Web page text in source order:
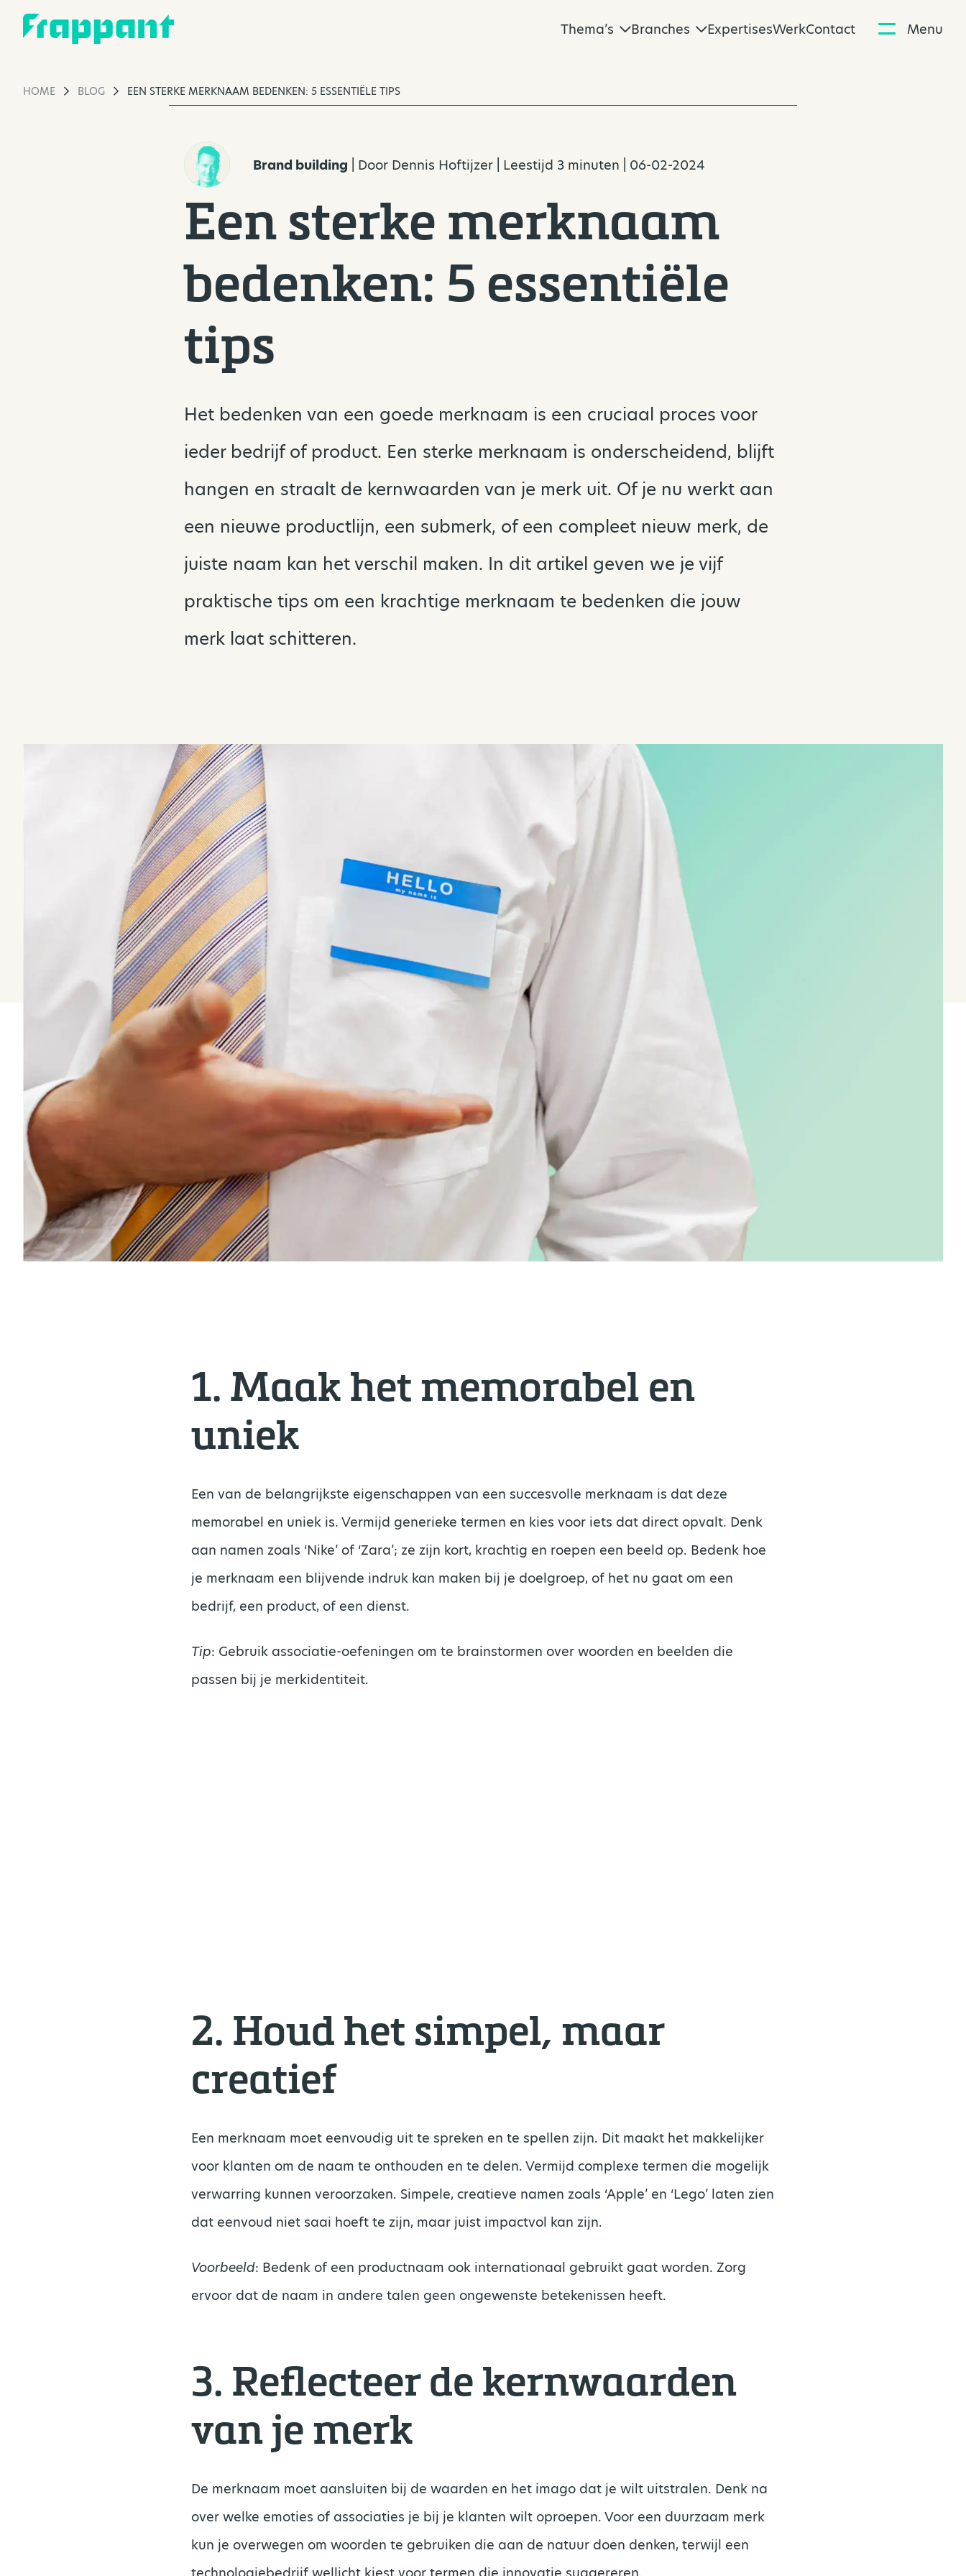
Thema’s Branches ExpertisesWerkContact Menu
HOME BLOG EEN STERKE MERKNAAM BEDENKEN: 5 ESSENTIËLE TIPS
Brand building | Door Dennis Hoftijzer | Leestijd 3 minuten | 06-02-2024
Een sterke merknaam
bedenken: 5 essentiële
tips
Het bedenken van een goede merknaam is een cruciaal proces voor
ieder bedrijf of product. Een sterke merknaam is onderscheidend, blijft
hangen en straalt de kernwaarden van je merk uit. Of je nu werkt aan
een nieuwe productlijn, een submerk, of een compleet nieuw merk, de
juiste naam kan het verschil maken. In dit artikel geven we je vijf
praktische tips om een krachtige merknaam te bedenken die jouw
merk laat schitteren.
1. Maak het memorabel en
uniek
Een van de belangrijkste eigenschappen van een succesvolle merknaam is dat deze
memorabel en uniek is. Vermijd generieke termen en kies voor iets dat direct opvalt. Denk
aan namen zoals ‘Nike’ of ‘Zara’; ze zijn kort, krachtig en roepen een beeld op. Bedenk hoe
je merknaam een blijvende indruk kan maken bij je doelgroep, of het nu gaat om een
bedrijf, een product, of een dienst.
Tip: Gebruik associatie-oefeningen om te brainstormen over woorden en beelden die
passen bij je merkidentiteit.
2. Houd het simpel, maar
creatief
Een merknaam moet eenvoudig uit te spreken en te spellen zijn. Dit maakt het makkelijker
voor klanten om de naam te onthouden en te delen. Vermijd complexe termen die mogelijk
verwarring kunnen veroorzaken. Simpele, creatieve namen zoals ‘Apple’ en ‘Lego’ laten zien
dat eenvoud niet saai hoeft te zijn, maar juist impactvol kan zijn.
Voorbeeld: Bedenk of een productnaam ook internationaal gebruikt gaat worden. Zorg
ervoor dat de naam in andere talen geen ongewenste betekenissen heeft.
3. Reflecteer de kernwaarden
van je merk
De merknaam moet aansluiten bij de waarden en het imago dat je wilt uitstralen. Denk na
over welke emoties of associaties je bij je klanten wilt oproepen. Voor een duurzaam merk
kun je overwegen om woorden te gebruiken die aan de natuur doen denken, terwijl een